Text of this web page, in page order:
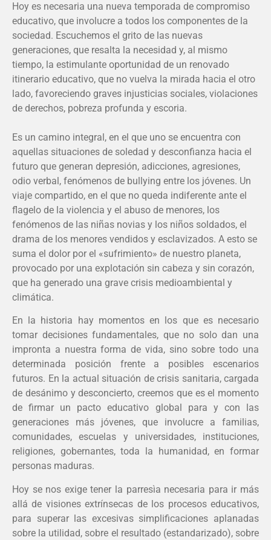
Hoy es necesaria una nueva temporada de compromiso
educativo, que involucre a todos los componentes de la
sociedad. Escuchemos el grito de las nuevas
generaciones, que resalta la necesidad y, al mismo
tiempo, la estimulante oportunidad de un renovado
itinerario educativo, que no vuelva la mirada hacia el otro
lado, favoreciendo graves injusticias sociales, violaciones
de derechos, pobreza profunda y escoria.
Es un camino integral, en el que uno se encuentra con
aquellas situaciones de soledad y desconfianza hacia el
futuro que generan depresión, adicciones, agresiones,
odio verbal, fenómenos de bullying entre los jóvenes. Un
viaje compartido, en el que no queda indiferente ante el
flagelo de la violencia y el abuso de menores, los
fenómenos de las niñas novias y los niños soldados, el
drama de los menores vendidos y esclavizados. A esto se
suma el dolor por el «sufrimiento» de nuestro planeta,
provocado por una explotación sin cabeza y sin corazón,
que ha generado una grave crisis medioambiental y
climática.
En la historia hay momentos en los que es necesario
tomar decisiones fundamentales, que no solo dan una
impronta a nuestra forma de vida, sino sobre todo una
determinada posición frente a posibles escenarios
futuros. En la actual situación de crisis sanitaria, cargada
de desánimo y desconcierto, creemos que es el momento
de firmar un pacto educativo global para y con las
generaciones más jóvenes, que involucre a familias,
comunidades, escuelas y universidades, instituciones,
religiones, gobernantes, toda la humanidad, en formar
personas maduras.
Hoy se nos exige tener la parresìa necesaria para ir más
allá de visiones extrínsecas de los procesos educativos,
para superar las excesivas simplificaciones aplanadas
sobre la utilidad, sobre el resultado (estandarizado), sobre